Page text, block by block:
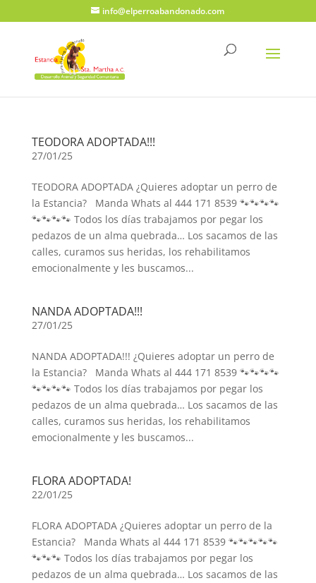
info@elperroabandonado.com
TEODORA ADOPTADA!!!
27/01/25
TEODORA ADOPTADA ¿Quieres adoptar un perro de
la Estancia? Manda Whats al 444 171 8539 🐾🐾🐾🐾
🐾🐾🐾🐾 Todos los días trabajamos por pegar los
pedazos de un alma quebrada… Los sacamos de las
calles, curamos sus heridas, los rehabilitamos
emocionalmente y les buscamos...
NANDA ADOPTADA!!!
27/01/25
NANDA ADOPTADA!!! ¿Quieres adoptar un perro de
la Estancia? Manda Whats al 444 171 8539 🐾🐾🐾🐾
🐾🐾🐾🐾 Todos los días trabajamos por pegar los
pedazos de un alma quebrada… Los sacamos de las
calles, curamos sus heridas, los rehabilitamos
emocionalmente y les buscamos...
FLORA ADOPTADA!
22/01/25
FLORA ADOPTADA ¿Quieres adoptar un perro de la
Estancia? Manda Whats al 444 171 8539 🐾🐾🐾🐾🐾
🐾🐾🐾 Todos los días trabajamos por pegar los
pedazos de un alma quebrada… Los sacamos de las